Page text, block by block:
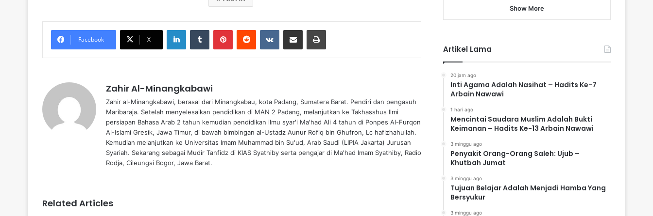
Facebook X
LinkedInTumblr PinterestReddit VKontakteShare via Email Print
Zahir Al-Minangkabawi
Zahir al-Minangkabawi, berasal dari Minangkabau, kota Padang, Sumatera Barat. Pendiri dan pengasuh
Maribaraja. Setelah menyelesaikan pendidikan di MAN 2 Padang, melanjutkan ke Takhasshus Ilmi
persiapan Bahasa Arab 2 tahun kemudian pendidikan ilmu syar'i Ma'had Ali 4 tahun di Ponpes Al-Furqon
Al-Islami Gresik, Jawa Timur, di bawah bimbingan al-Ustadz Aunur Rofiq bin Ghufron, Lc hafizhahullah.
Kemudian melanjutkan ke Universitas Imam Muhammad bin Su'ud, Arab Saudi (LIPIA Jakarta) Jurusan
Syariah. Sekarang sebagai Mudir Tanfidz di KIAS Syathiby serta pengajar di Ma'had Imam Syathiby, Radio
Rodja, Cileungsi Bogor, Jawa Barat.
Related Articles
Show More
Artikel Lama
20 jam ago
Inti Agama Adalah Nasihat – Hadits Ke-7
Arbain Nawawi
1 hari ago
Mencintai Saudara Muslim Adalah Bukti
Keimanan – Hadits Ke-13 Arbain Nawawi
3 minggu ago
Penyakit Orang-Orang Saleh: Ujub –
Khutbah Jumat
3 minggu ago
Tujuan Belajar Adalah Menjadi Hamba Yang
Bersyukur
3 minggu ago